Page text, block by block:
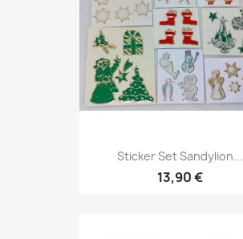
Sticker Set Sandylion...
13,90 €